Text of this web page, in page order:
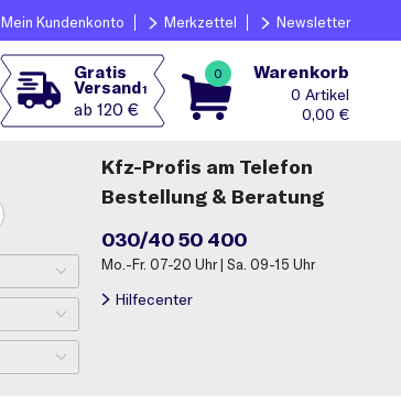
Mein Kundenkonto Merkzettel Newsletter
Gratis
Versand1
ab 120 €
0 Warenkorb
0
0,00 €
Kfz-Profis am Telefon
Bestellung & Beratung
030/40 50 400
Mo.-Fr. 07-20 Uhr | Sa. 09-15 Uhr
Hilfecenter